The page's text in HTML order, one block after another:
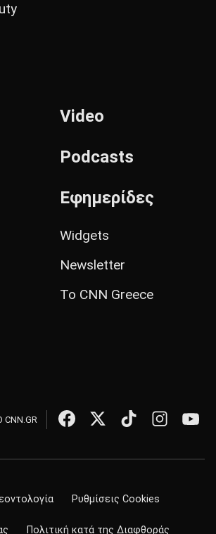
Video
Podcasts
Εφημερίδες
Widgets
Newsletter
Το CNN Greece
Ρυθμίσεις Cookies
Πολιτική κατά της Διαφθοράς